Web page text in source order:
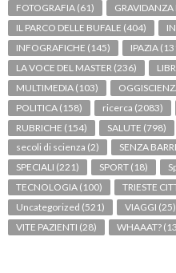
FOTOGRAFIA (61) GRAVIDANZA
IL PARCO DELLE BUFALE (404)
INFOGRAFICHE (145) IPAZIA
LA VOCE DEL MASTER (236)
MULTIMEDIA (103)
POLITICA (158) ricerca (2083)
RUBRICHE (154) SALUTE (798)
secoli di scienza (2) SENZA
SPECIALI (221) SPORT (18)
TECNOLOGIA (100) TRIESTE
Uncategorized (521) VIAGGI (25)
VITE PAZIENTI (28) WHAAAT?